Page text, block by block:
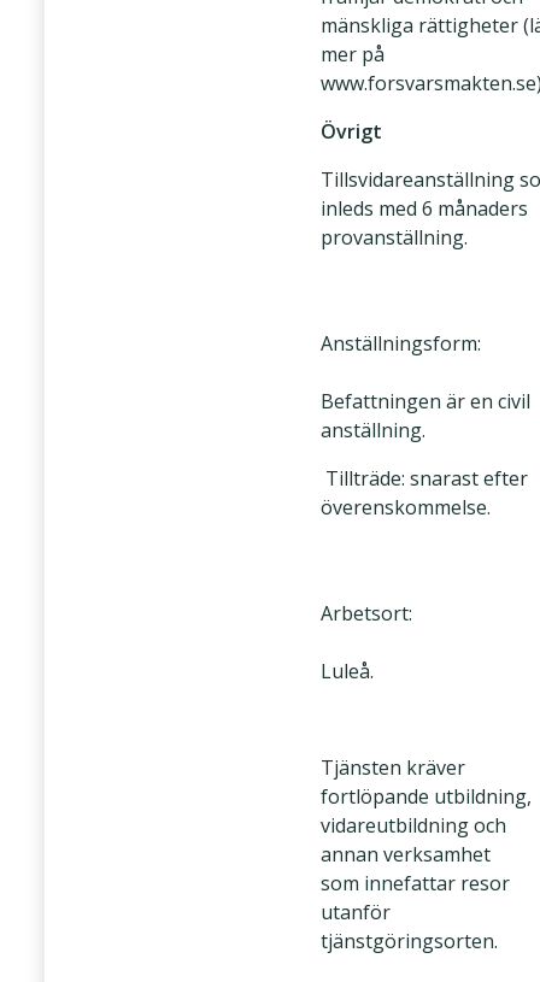
mänskliga rättigheter
mer på
Övrigt
Tillsvidareanställning
inleds med 6 månaders
provanställning.
Anställningsform:
Befattningen är en civil
anställning.
Tillträde: snarast efter
överenskommelse.
Arbetsort:
Luleå.
Tjänsten kräver
fortlöpande utbildning,
vidareutbildning och
annan verksamhet
som innefattar resor
utanför
tjänstgöringsorten.